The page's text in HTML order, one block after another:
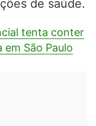
de saúde.
tenta conter
São Paulo